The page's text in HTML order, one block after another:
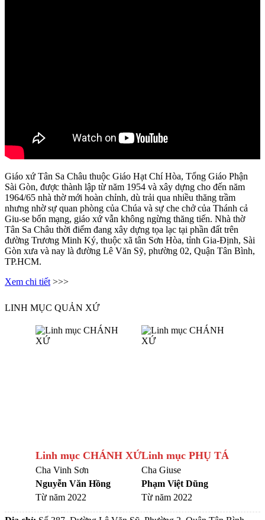
Giáo xứ Tân Sa Châu thuộc Giáo Hạt Chí Hòa, Tổng Giáo Phận
Sài Gòn, được thành lập từ năm 1954 và xây dựng cho đến năm
1964/65 nhà thờ mới hoàn chỉnh, dù trải qua nhiều thăng trầm
nhưng nhờ sự quan phòng của Chúa và sự che chở của Thánh cả
Giu-se bổn mạng, giáo xứ vẫn không ngừng thăng tiến. Nhà thờ
Tân Sa Châu thời điểm đang xây dựng tọa lạc tại phần đất trên
đường Trương Minh Ký, thuộc xã tân Sơn Hòa, tỉnh Gia-Định, Sài
Gòn xưa và nay là đường Lê Văn Sỹ, phường 02, Quận Tân Bình,
TP.HCM.
Xem chi tiết >>>
LINH MỤC QUẢN XỨ
Linh mục CHÁNH XỨ
Cha Vinh Sơn
Nguyễn Văn Hồng
Từ năm 2022
Linh mục PHỤ TÁ
Cha Giuse
Phạm Việt Dũng
Từ năm 2022